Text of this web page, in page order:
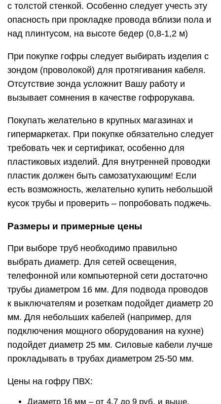
с толстой стенкой. Особенно следует учесть эту
опасность при прокладке провода вблизи пола и
над плинтусом, на высоте бедер (0,8-1,2 м)
При покупке гофры следует выбирать изделия с
зондом (проволокой) для протягивания кабеля.
Отсутствие зонда усложнит Вашу работу и
вызывает сомнения в качестве гофрорукава.
Покупать желательно в крупных магазинах и
гипермаркетах. При покупке обязательно следует
требовать чек и сертификат, особенно для
пластиковых изделий. Для внутренней проводки
пластик должен быть самозатухающим! Если
есть возможность, желательно купить небольшой
кусок трубы и проверить – попробовать поджечь.
Размеры и примерные цены
При выборе труб необходимо правильно
выбрать диаметр. Для сетей освещения,
телефонной или компьютерной сети достаточно
трубы диаметром 16 мм. Для подвода проводов
к выключателям и розеткам подойдет диаметр 20
мм. Для небольших кабелей (например, для
подключения мощного оборудования на кухне)
подойдет диаметр 25 мм. Силовые кабели лучше
прокладывать в трубах диаметром 25-50 мм.
Цены на гофру ПВХ:
Диаметр 16 мм – от 4,7 до 9 руб. и выше.